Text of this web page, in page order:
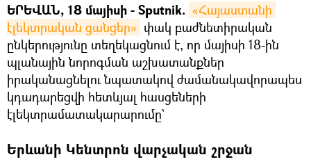
ԵՐԵՎԱՆ, 18 մայիսի - Sputnik. «Հայաստանի
էլեկտրական ցանցեր» փակ բաժնետիրական
ընկերությունը տեղեկացնում է, որ մայիսի 18-ին
պլանային նորոգման աշխատանքներ
իրականացնելու նպատակով ժամանակավորապես
կդադարեցվի հետևյալ հասցեների
էլեկտրամատակարարումը`
Երևանի Կենտրոն վարչական շրջան